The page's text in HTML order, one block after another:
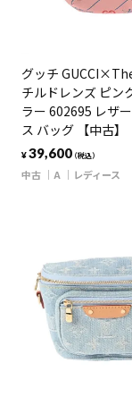
グッチ
チルドレンズ ピン
ラー 602695 レザ
ス バッグ 【中古】
¥39,600（税込）
中古 A レディース